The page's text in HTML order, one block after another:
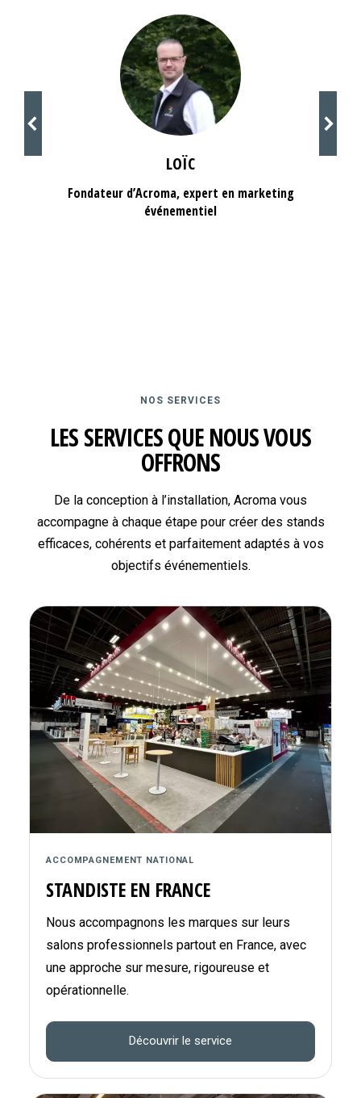
LOÏC
Fondateur d’Acroma, expert en marketing
événementiel
NOS SERVICES
LES SERVICES QUE NOUS VOUS
OFFRONS
De la conception à l’installation, Acroma vous
accompagne à chaque étape pour créer des stands
efficaces, cohérents et parfaitement adaptés à vos
objectifs événementiels.
ACCOMPAGNEMENT NATIONAL
STANDISTE EN FRANCE
Nous accompagnons les marques sur leurs
salons professionnels partout en France, avec
une approche sur mesure, rigoureuse et
opérationnelle.
Découvrir le service